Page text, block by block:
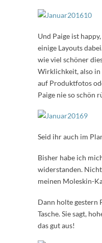
Und Paige ist
einige Layouts
wie viel schöner
Wirklichkeit, also in
auf Produktfotos
Paige nie so schön
Seid ihr auch im
Bisher habe ich
widerstanden.
meinen Moleskin-
Dann holte gestern
Tasche. Sie sagt,
das gut aus!